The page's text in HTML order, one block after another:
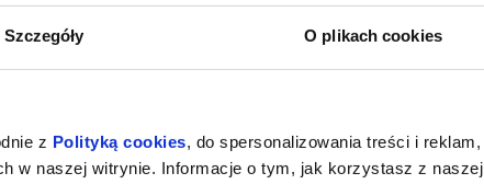
Szczegóły O plikach cookies
z Polityką cookies, do spersonalizowania treści i reklam,
w naszej witrynie. Informacje o tym, jak korzystasz z naszej
Środa Wielkopolska
kup bilet
08.08.2026, Środa Wielkopolska